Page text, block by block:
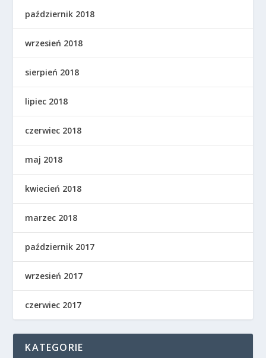
październik 2018
wrzesień 2018
sierpień 2018
lipiec 2018
czerwiec 2018
maj 2018
kwiecień 2018
marzec 2018
październik 2017
wrzesień 2017
czerwiec 2017
KATEGORIE